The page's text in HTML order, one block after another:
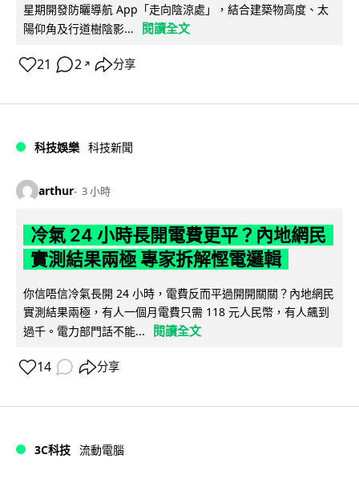
星期開發防曬導航 App「走向陰涼處」，結合建築物高度、太
陽仰角及行道樹陰影...
閱讀全文
21 2 ↗ 分享
科技娛樂 科技新聞
arthur 3 小時
冷氣 24 小時長開電費更平？內地網民
實測結果兩極 專家拆解慳電邏輯
你信唔信冷氣長開 24 小時，電費反而平過開開關關？內地網民
實測結果兩極，有人一個月電費只需 118 元人民幣，有人飆到
過千。電力部門話不能...
閱讀全文
14 分享
3C科技 流動電腦